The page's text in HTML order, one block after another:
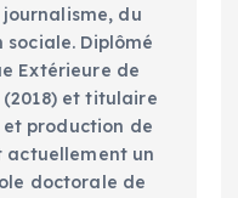
du
Diplômé
Extérieure de
(2018) et titulaire
et production de
actuellement un
doctorale de